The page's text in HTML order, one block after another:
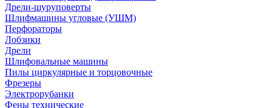
Дрели-шуруповерты
Шлифмашины угловые (УШМ)
Перфораторы
Лобзики
Дрели
Шлифовальные машины
Пилы циркулярные и торцовочные
Фрезеры
Электрорубанки
Фены технические